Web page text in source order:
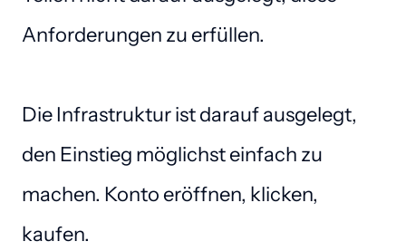
Anforderungen zu erfüllen.
Die Infrastruktur ist darauf ausgelegt,
den Einstieg möglichst einfach zu
machen. Konto eröffnen, klicken,
kaufen.